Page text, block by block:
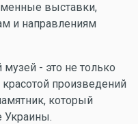
выставки,
и направлениям
- это не только
произведений
который
Украины.